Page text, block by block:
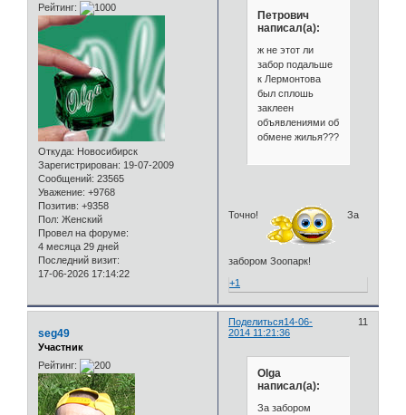
Рейтинг:
Откуда: Новосибирск
Зарегистрирован: 19-07-2009
Сообщений: 23565
Уважение: +9768
Позитив: +9358
Пол: Женский
Провел на форуме:
4 месяца 29 дней
Последний визит:
17-06-2026 17:14:22
Петрович
написал(а):
ж не этот ли
забор подальше
к Лермонтова
был сплошь
заклеен
объявлениями об
обмене жилья???
Точно! За
забором Зоопарк!
+1
Поделиться 11
14-06-
2014 11:21:36
seg49
Участник
Рейтинг:
Olga
написал(а):
За забором